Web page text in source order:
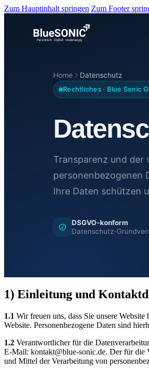
Zum Hauptinhalt springen Zum Footer
Home Datenschutz
Rechtliches · Blue Sonic
Transparenz und
personenbezogenen
Ihre Daten schützen
DSGVO-konform
Datenschutz-
1) Einleitung und
1.1 Wir freuen uns, dass Sie unsere
Website. Personenbezogene Daten sind
1.2 Verantwortlicher für die
E-Mail: kontakt@blue-sonic.de. Der für die
und Mittel der Verarbeitung von